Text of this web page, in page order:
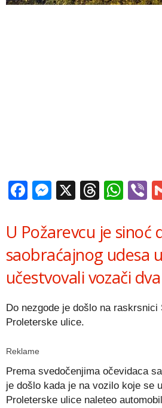
Facebook
Messenger
X
U Požarevcu je sinoć
saobraćajnog udesa
učestvovali vozači
Do nezgode je došlo na raskrsnici
Proleterske ulice.
Reklame
Prema svedočenjima očevidaca
je došlo kada je na vozilo koje se
Proleterske ulice naleteo